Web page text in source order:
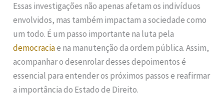
Essas investigações não apenas afetam os indivíduos
envolvidos, mas também impactam a sociedade como
um todo. É um passo importante na luta pela
democraciae na manutenção da ordem pública. Assim,
acompanhar o desenrolar desses depoimentos é
essencial para entender os próximos passos e reafirmar
a importância do Estado de Direito.